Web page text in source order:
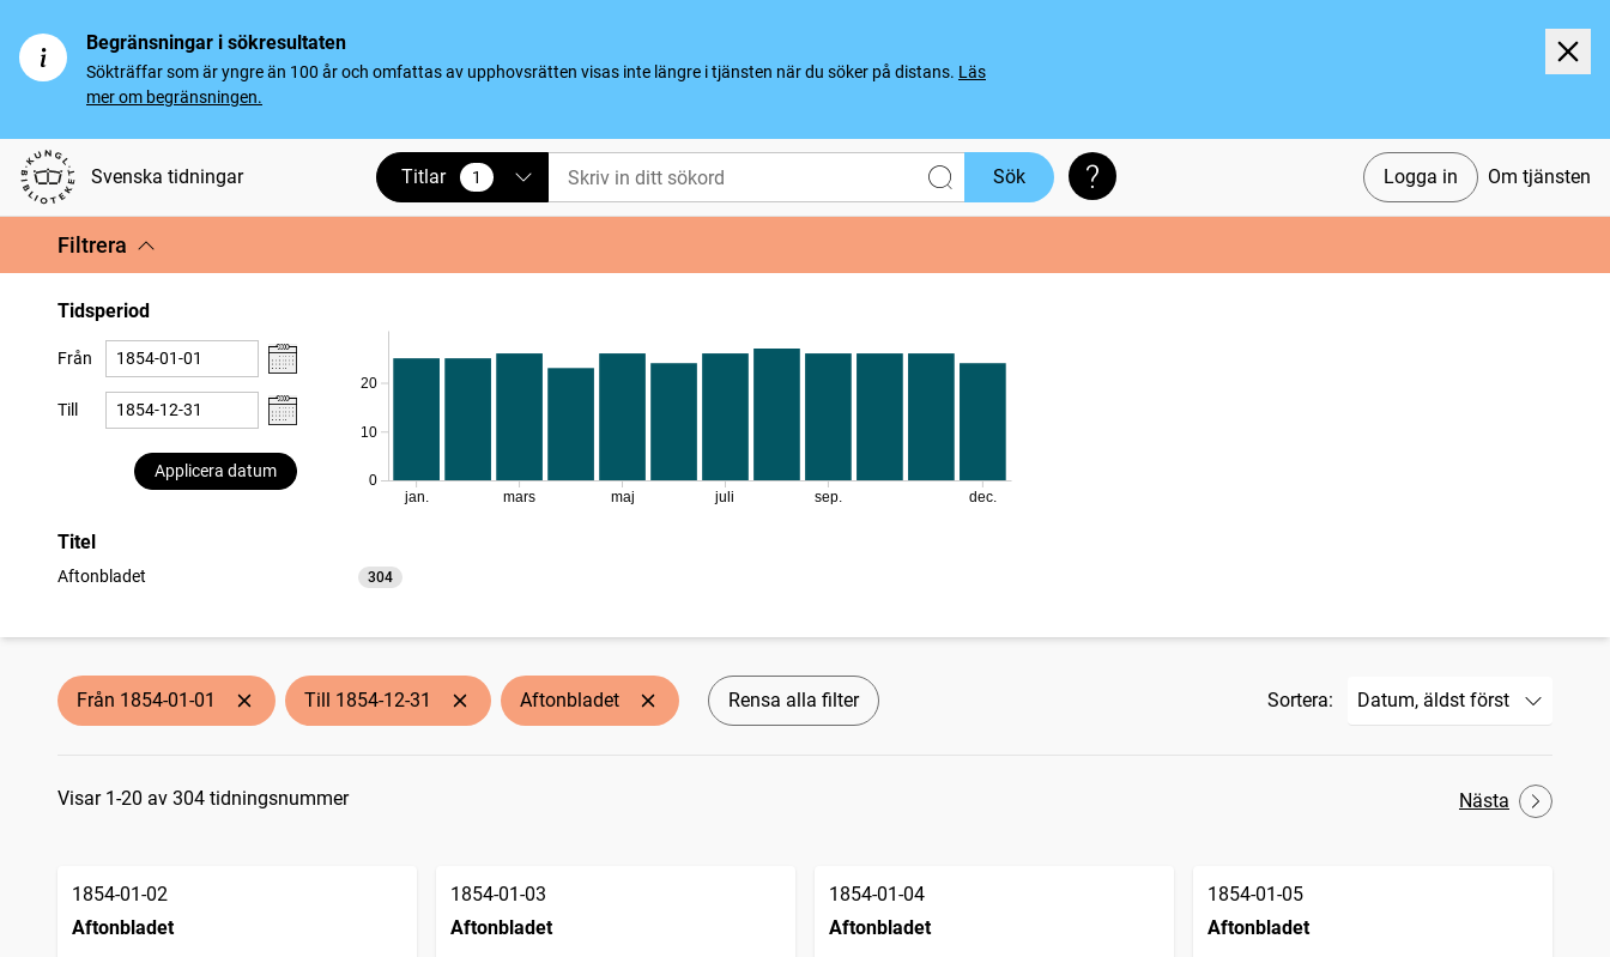
Begränsningar i sökresultaten
Sökträffar som är yngre än 100 år och omfattas av upphovsrätten visas inte längre i tjänsten när du söker på distans. Läs
mer om begränsningen.
Svenska tidningar Logga in Om tjänsten
Titlar 1
vald Sök Söktips
Filtrera
Tidsperiod
Från
Till
Applicera datum
0
10
20
jan. mars maj juli sep. dec.
Titel
Aftonbladet 304
träffar
Från 1854-01-01 Till 1854-12-31 Aftonbladet Rensa alla filter Sortera:
Sökresultat
Visar 1-20 av 304 tidningsnummer Nästa
1854-01-02
Aftonbladet
1854-01-03
Aftonbladet
1854-01-04
Aftonbladet
1854-01-05
Aftonbladet